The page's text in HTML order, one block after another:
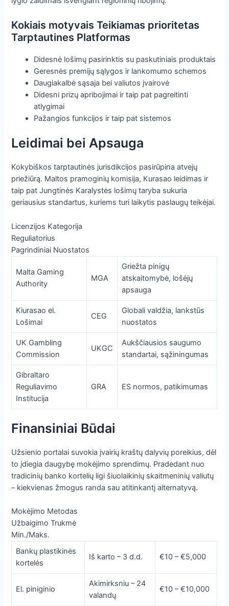
Kokiais motyvais Teikiamas prioritetas
Tarptautines Platformas
Didesnė lošimų pasirinktis su paskutiniais produktais
Geresnės premijų sąlygos ir lankomumo schemos
Daugiakalbė sąsaja bei valiutos įvairovė
Didesni prizų apribojimai ir taip pat pagreitinti
atlygimai
Pažangios funkcijos ir taip pat sistemos
Leidimai bei Apsauga
Kokybiškos tarptautinės jurisdikcijos pasirūpina atvejų
priežiūrą. Maltos pramoginių komisija, Kurasao leidimas ir
taip pat Jungtinės Karalystės lošimų taryba sukuria
geriausius standartus, kuriems turi laikytis paslaugų teikėjai.
Licenzijos Kategorija
Reguliatorius
Pagrindiniai Nuostatos
Malta Gaming
Authority
MGA
Griežta pinigų
atskaitomybė, lošėjų
apsauga
Kiurasao el.
Lošimai
CEG
Globali valdžia, lankstūs
nuostatos
UK Gambling
Commission
UKGC
Aukščiausios saugumo
standartai, sąžiningumas
Gibraltaro
Reguliavimo
Institucija
GRA ES normos, patikimumas
Finansiniai Būdai
Užsienio portalai suvokia įvairių kraštų dalyvių poreikius, dėl
to įdiegia daugybę mokėjimo sprendimų. Pradedant nuo
tradicinių banko kortelių ligi šiuolaikinių skaitmeninių valiutų
– kiekvienas žmogus randa sau atitinkantį alternatyvą.
Mokėjimo Metodas
Užbaigimo Trukmė
Min./Maks.
Bankų plastikinės
kortelės
Iš karto – 3 d.d. €10 – €5,000
El. piniginio
Akimirksniu – 24
valandų
€10 – €10,000